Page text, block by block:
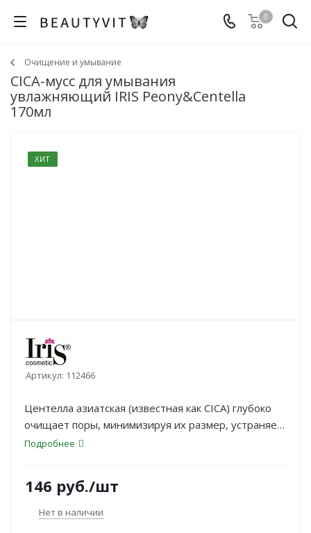
0
Очищение и умывание
CICA-мусс для умывания
увлажняющий IRIS Peony&Centella
170мл
ХИТ
Артикул: 112466
Центелла азиатская (известная как CICA) глубоко
очищает поры, минимизируя их размер, устраняет
жирный блеск, ускоряет заживление, придает коже
Подробнее
146 руб./шт
Нет в наличии